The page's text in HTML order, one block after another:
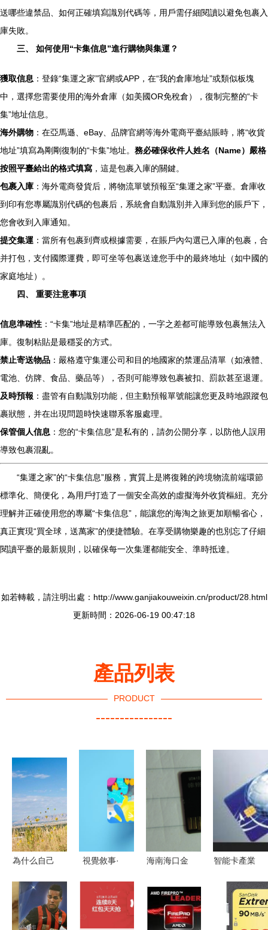
送哪些違禁品、如何正確填寫識別代碼等，用戶需仔細閱讀以避免包裹入
庫失敗。
三、 如何使用“卡集信息”進行購物與集運？
獲取信息 ：登錄“集運之家”官網或APP，在“我的倉庫地址”或類似板塊
中，選擇您需要使用的海外倉庫（如美國OR免稅倉），復制完整的“卡
集”地址信息。
海外購物 ：在亞馬遜、eBay、品牌官網等海外電商平臺結賬時，將“收貨
地址”填寫為剛剛復制的“卡集”地址。 務必確保收件人姓名（Name）嚴格
按照平臺給出的格式填寫 ，這是包裹入庫的關鍵。
包裹入庫 ：海外電商發貨后，將物流單號預報至“集運之家”平臺。倉庫收
到印有您專屬識別代碼的包裹后，系統會自動識別并入庫到您的賬戶下，
您會收到入庫通知。
提交集運 ：當所有包裹到齊或根據需要，在賬戶內勾選已入庫的包裹，合
并打包，支付國際運費，即可坐等包裹送達您手中的最終地址（如中國的
家庭地址）。
四、 重要注意事項
信息準確性 ：“卡集”地址是精準匹配的，一字之差都可能導致包裹無法入
庫。復制粘貼是最穩妥的方式。
禁止寄送物品 ：嚴格遵守集運公司和目的地國家的禁運品清單（如液體、
電池、仿牌、食品、藥品等），否則可能導致包裹被扣、罰款甚至退運。
及時預報 ：盡管有自動識別功能，但主動預報單號能讓您更及時地跟蹤包
裹狀態，并在出現問題時快速聯系客服處理。
保管個人信息 ：您的“卡集信息”是私有的，請勿公開分享，以防他人誤用
導致包裹混亂。
“集運之家”的“卡集信息”服務，實質上是將復雜的跨境物流前端環節
標準化、簡便化，為用戶打造了一個安全高效的虛擬海外收貨樞紐。充分
理解并正確使用您的專屬“卡集信息”，能讓您的海淘之旅更加順暢省心，
真正實現“買全球，送萬家”的便捷體驗。在享受購物樂趣的也別忘了仔細
閱讀平臺的最新規則，以確保每一次集運都能安全、準時抵達。
如若轉載，請注明出處：http://www.ganjiakouweixin.cn/product/28.html
更新時間：2026-06-19 00:47:18
產品列表
PRODUCT
----------------
為什么自己
么難達成？
史丹佛教授
視覺敘事·
SIVA 2020
屆視覺與信
海南海口金
內存卡批發
指南 聚焦
智能卡產業
價格、廠家
與產品——